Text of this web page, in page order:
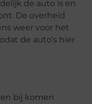
de auto is en
De overheid
weer voor het
de auto’s hier
bij komen